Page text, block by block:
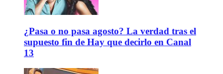
¿Pasa o no pasa agosto? La verdad tras el
supuesto fin de Hay que decirlo en Canal
13